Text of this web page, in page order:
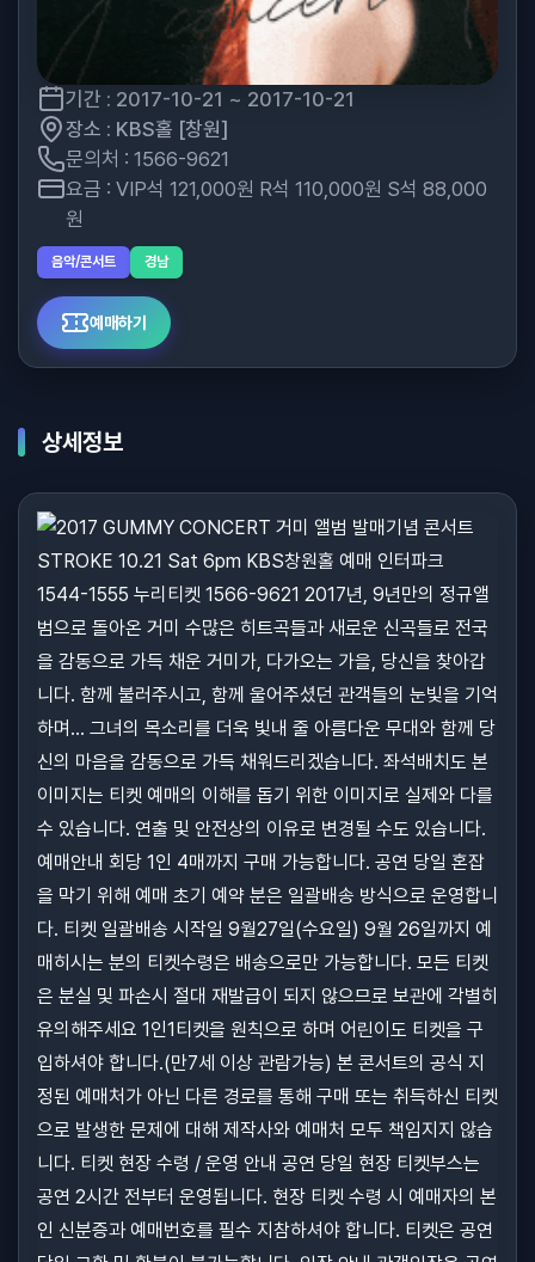
기간 : 2017-10-21 ~ 2017-10-21
장소 : KBS홀 [창원]
문의처 : 1566-9621
요금 : VIP석 121,000원 R석 110,000원 S석 88,000
원
음악/콘서트 경남
예매하기
상세정보